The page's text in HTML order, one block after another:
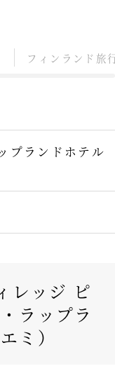
フィンランド旅
プランドホテル
レッジ ピ
ラップラ
ミ）